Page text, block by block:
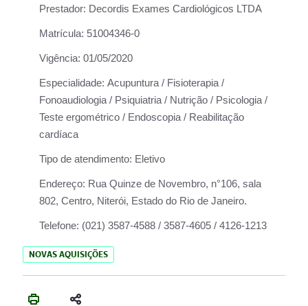
Prestador: Decordis Exames Cardiológicos LTDA
Matrícula: 51004346-0
Vigência: 01/05/2020
Especialidade: Acupuntura / Fisioterapia /
Fonoaudiologia / Psiquiatria / Nutrição / Psicologia /
Teste ergométrico / Endoscopia / Reabilitação
cardíaca
Tipo de atendimento: Eletivo
Endereço: Rua Quinze de Novembro, n°106, sala
802, Centro, Niterói, Estado do Rio de Janeiro.
Telefone: (021) 3587-4588 / 3587-4605 / 4126-1213
NOVAS AQUISIÇÕES